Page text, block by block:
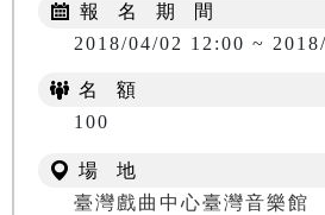
報 名 期 間
2018/04/02 12:00 ~
名 額
100
場 地
臺灣戲曲中心臺灣音樂館